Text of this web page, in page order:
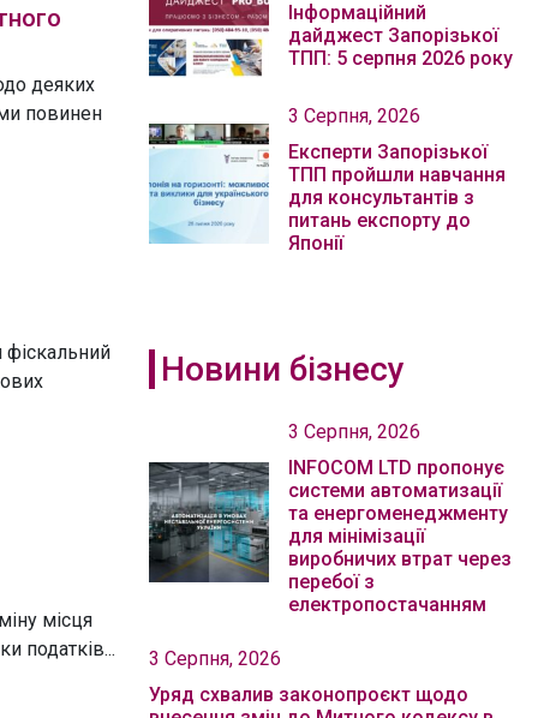
деяких
повинен
місця
податків...
Інформаційний
дайджест Запорізької
ТПП: 5 серпня 2026 року
3 Серпня, 2026
Експерти Запорізької
ТПП пройшли навчання
для консультантів з
питань експорту до
Японії
Новини бізнесу
3 Серпня, 2026
INFOCOM LTD пропонує
системи автоматизації
та енергоменеджменту
для мінімізації
виробничих втрат через
перебої з
електропостачанням
3 Серпня, 2026
Уряд схвалив законопроєкт щодо